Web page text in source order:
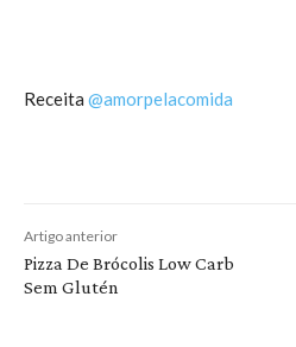
Receita @amorpelacomida
Artigo anterior
Pizza De Brócolis Low Carb
Sem Glutén